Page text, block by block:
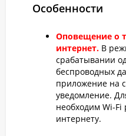
Особенности
Оповещение о
интернет. В
срабатывании
беспроводных
приложение на
уведомление.
необходим Wi-Fi
интернету.